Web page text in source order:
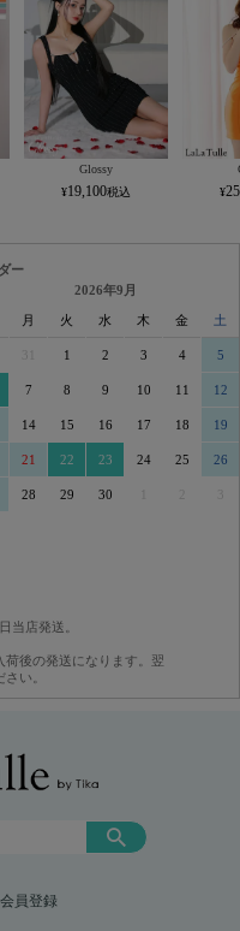
Glossy
19,100
ー
2026年9月
月 火 水 木 金 土
31 1 2 3 4 5
7 8 9 10 11 12
14 15 16 17 18 19
21 22 23 24 25 26
28 29 30 3
当店発送。
後の発送になります。翌
い。
員登録